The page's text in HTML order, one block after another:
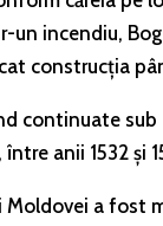
incendiu,
construcția
continuate
anii 1532
a fost